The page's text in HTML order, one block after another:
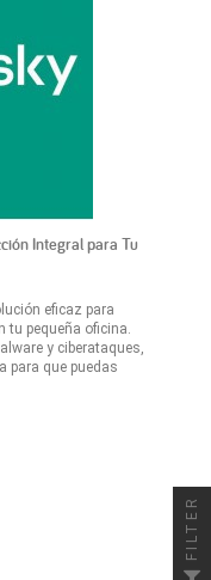
Integral para Tu
eficaz para
pequeña oficina.
y ciberataques,
para que puedas
FILTER